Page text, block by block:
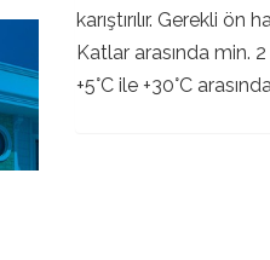
karıştırılır. Gerekli
Katlar arasında min.
+5°C ile +30°C